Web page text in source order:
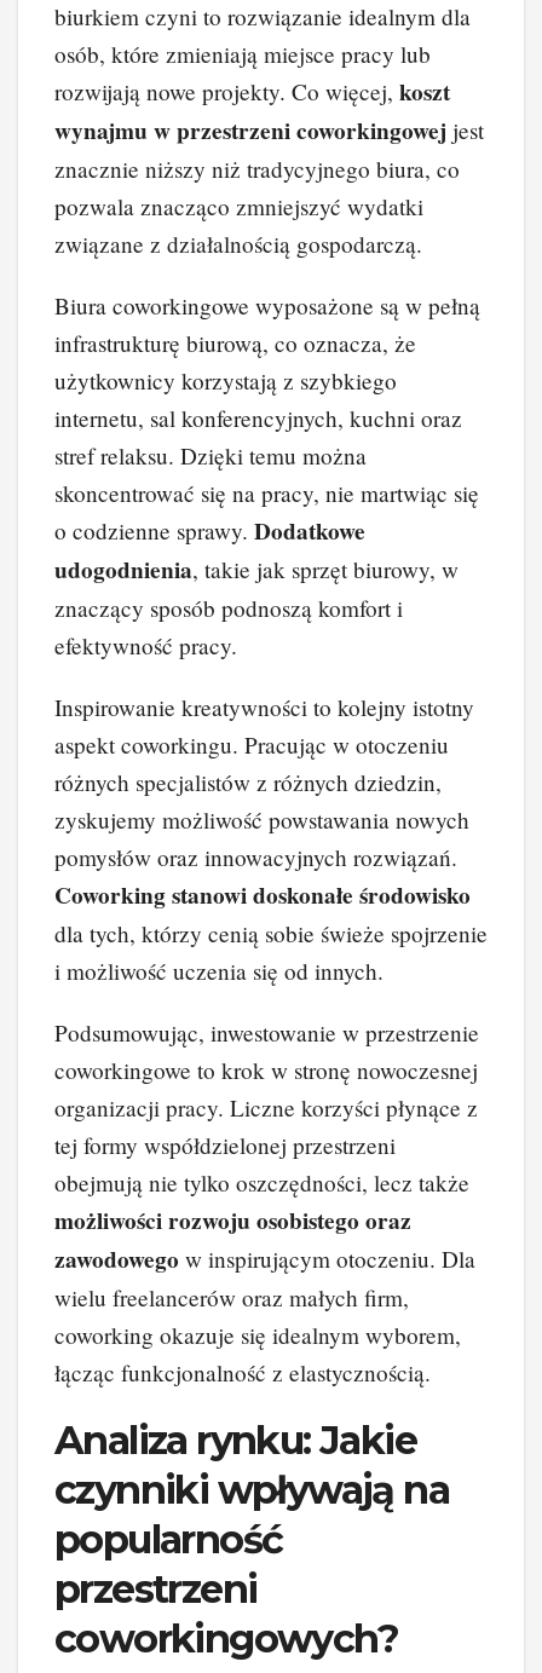
biurkiem czyni to rozwiązanie idealnym dla
osób, które zmieniają miejsce pracy lub
rozwijają nowe projekty. Co więcej, koszt
wynajmu w przestrzeni coworkingowej jest
znacznie niższy niż tradycyjnego biura, co
pozwala znacząco zmniejszyć wydatki
związane z działalnością gospodarczą.
Biura coworkingowe wyposażone są w pełną
infrastrukturę biurową, co oznacza, że
użytkownicy korzystają z szybkiego
internetu, sal konferencyjnych, kuchni oraz
stref relaksu. Dzięki temu można
skoncentrować się na pracy, nie martwiąc się
o codzienne sprawy. Dodatkowe
udogodnienia, takie jak sprzęt biurowy, w
znaczący sposób podnoszą komfort i
efektywność pracy.
Inspirowanie kreatywności to kolejny istotny
aspekt coworkingu. Pracując w otoczeniu
różnych specjalistów z różnych dziedzin,
zyskujemy możliwość powstawania nowych
pomysłów oraz innowacyjnych rozwiązań.
Coworking stanowi doskonałe środowisko
dla tych, którzy cenią sobie świeże spojrzenie
i możliwość uczenia się od innych.
Podsumowując, inwestowanie w przestrzenie
coworkingowe to krok w stronę nowoczesnej
organizacji pracy. Liczne korzyści płynące z
tej formy współdzielonej przestrzeni
obejmują nie tylko oszczędności, lecz także
możliwości rozwoju osobistego oraz
zawodowego w inspirującym otoczeniu. Dla
wielu freelancerów oraz małych firm,
coworking okazuje się idealnym wyborem,
łącząc funkcjonalność z elastycznością.
Analiza rynku: Jakie
czynniki wpływają na
popularność
przestrzeni
coworkingowych?